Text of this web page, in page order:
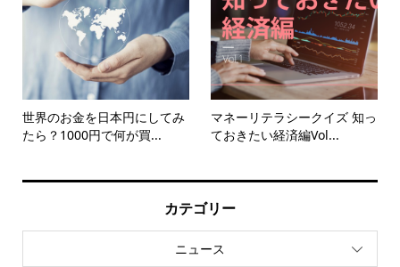
世界のお金を日本円にしてみ
たら？1000円で何が買...
マネーリテラシークイズ 知っ
ておきたい経済編Vol...
カテゴリー
ニュース